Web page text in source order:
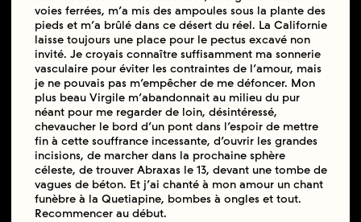
voies ferrées, m’a mis des ampoules sous la plante des
pieds et m’a brûlé dans ce désert du réel. La Californie
laisse toujours une place pour le pectus excavé non
invité. Je croyais connaître suffisamment ma sonnerie
vasculaire pour éviter les contraintes de l’amour, mais
je ne pouvais pas m’empêcher de me défoncer. Mon
plus beau Virgile m’abandonnait au milieu du pur
néant pour me regarder de loin, désintéressé,
chevaucher le bord d’un pont dans l’espoir de mettre
fin à cette souffrance incessante, d’ouvrir les grandes
incisions, de marcher dans la prochaine sphère
céleste, de trouver Abraxas le 13, devant une tombe de
vagues de béton. Et j’ai chanté à mon amour un chant
funèbre à la Quetiapine, bombes à ongles et tout.
Recommencer au début.